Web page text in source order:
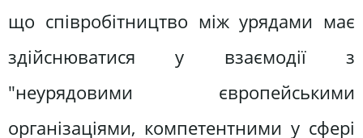
що співробітництво між урядами має
здійснюватися у взаємодії з
"неурядовими європейськими
організаціями, компетентними у сфері